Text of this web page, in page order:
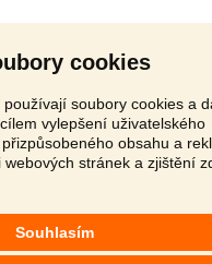
cookies
soubory cookies a
vylepšení uživatelského
obsahu a
stránek a zjištění
Souhlasím